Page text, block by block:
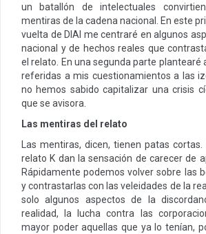
un batallón de intelectuales
mentiras de la cadena nacional. En este
vuelta de DIAI me centraré en algunos
nacional y de hechos reales que
el relato. En una segunda parte plantearé
referidas a mis cuestionamientos a las
no hemos sabido capitalizar una crisis
que se avisora.
Las mentiras del relato
Las mentiras, dicen, tienen patas
relato K dan la sensación de carecer de
Rápidamente podemos volver sobre las
y contrastarlas con las veleidades de la
solo algunos aspectos de la
realidad, la lucha contra las
mayor poder aquellas que ya lo tenían,